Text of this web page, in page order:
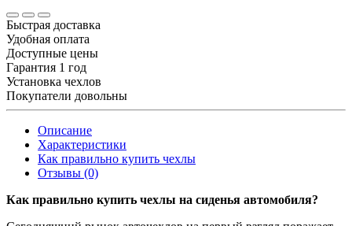
Быстрая доставка
Удобная оплата
Доступные цены
Гарантия 1 год
Установка чехлов
Покупатели довольны
Описание
Характеристики
Как правильно купить чехлы
Отзывы (0)
Как правильно купить чехлы на сиденья автомобиля?